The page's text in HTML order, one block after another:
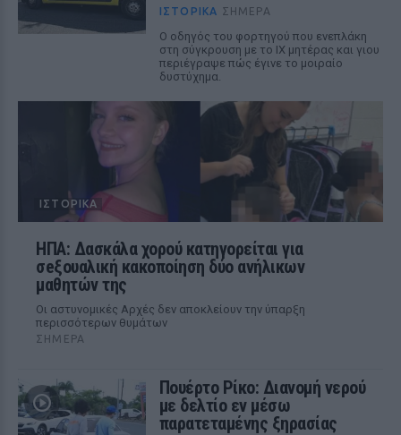
ΙΣΤΟΡΙΚΆ ΣΉΜΕΡΑ
Ο οδηγός του φορτηγού που ενεπλάκη
στη σύγκρουση με το ΙΧ μητέρας και γιου
περιέγραψε πώς έγινε το μοιραίο
δυστύχημα.
ΙΣΤΟΡΙΚΆ
ΗΠΑ: Δασκάλα χορού κατηγορείται για
σeξουαλική κακοποίηση δύο ανήλικων
μαθητών της
Οι αστυνομικές Αρχές δεν αποκλείουν την ύπαρξη
περισσότερων θυμάτων
ΣΉΜΕΡΑ
Πουέρτο Ρίκο: Διανομή νερού
με δελτίο εν μέσω
παρατεταμένης ξηρασίας